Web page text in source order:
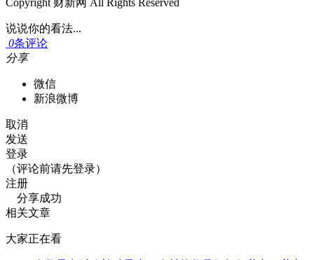
说说你的看法...
0条评论
分享
微信
新浪微博
取消
发送
登录
（评论前请先登录）
注册
分享成功
相关文章
大家正在看